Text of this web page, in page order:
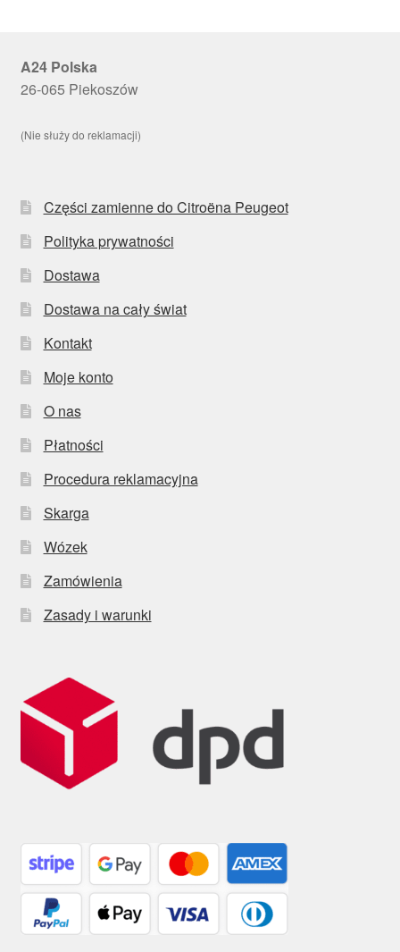
A24 Polska
26-065 Piekoszów
(Nie służy do reklamacji)
Części zamienne do Citroëna Peugeot
Polityka prywatności
Dostawa
Dostawa na cały świat
Kontakt
Moje konto
O nas
Płatności
Procedura reklamacyjna
Skarga
Wózek
Zamówienia
Zasady i warunki